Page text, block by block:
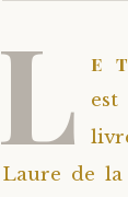
L e
Laure de